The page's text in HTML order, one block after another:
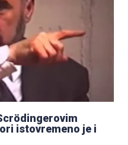
istovremeno je i